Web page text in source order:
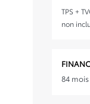
TPS +
non
84 mois